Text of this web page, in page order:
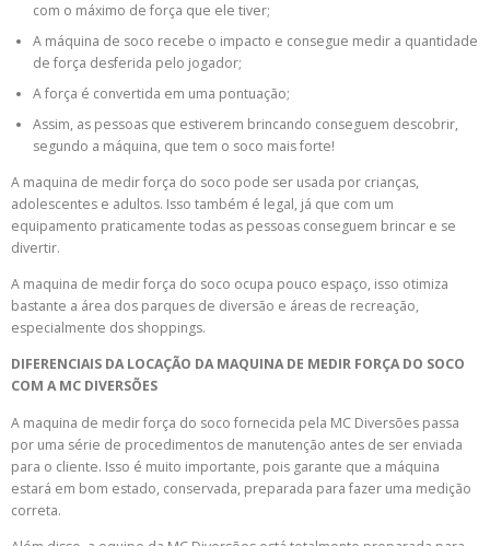
com o máximo de força que ele tiver;
A máquina de soco recebe o impacto e consegue medir a quantidade
de força desferida pelo jogador;
A força é convertida em uma pontuação;
Assim, as pessoas que estiverem brincando conseguem descobrir,
segundo a máquina, que tem o soco mais forte!
A maquina de medir força do soco pode ser usada por crianças,
adolescentes e adultos. Isso também é legal, já que com um
equipamento praticamente todas as pessoas conseguem brincar e se
divertir.
A maquina de medir força do soco ocupa pouco espaço, isso otimiza
bastante a área dos parques de diversão e áreas de recreação,
especialmente dos shoppings.
DIFERENCIAIS DA LOCAÇÃO DA MAQUINA DE MEDIR FORÇA DO SOCO
COM A MC DIVERSÕES
A maquina de medir força do soco fornecida pela MC Diversões passa
por uma série de procedimentos de manutenção antes de ser enviada
para o cliente. Isso é muito importante, pois garante que a máquina
estará em bom estado, conservada, preparada para fazer uma medição
correta.